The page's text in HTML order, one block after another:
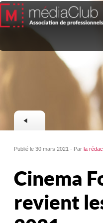
Publié le 30 mars 2021 - Parla
Cinema
revient